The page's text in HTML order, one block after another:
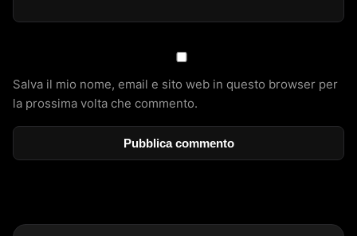
Salva il mio nome, email e sito web in questo browser per
la prossima volta che commento.